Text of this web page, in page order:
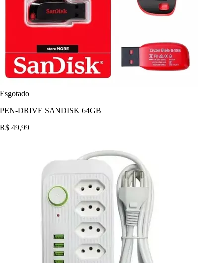
Esgotado
PEN-DRIVE SANDISK 64GB
R$ 49,99